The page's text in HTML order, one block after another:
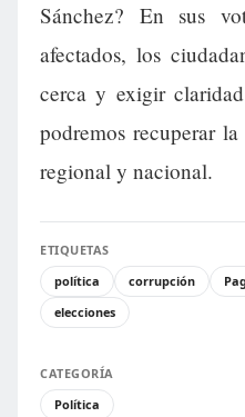
Sánchez? En sus
afectados, los
cerca y exigir
podremos recuperar
regional y nacional.
ETIQUETAS
política
corrupción
elecciones
CATEGORÍA
Política